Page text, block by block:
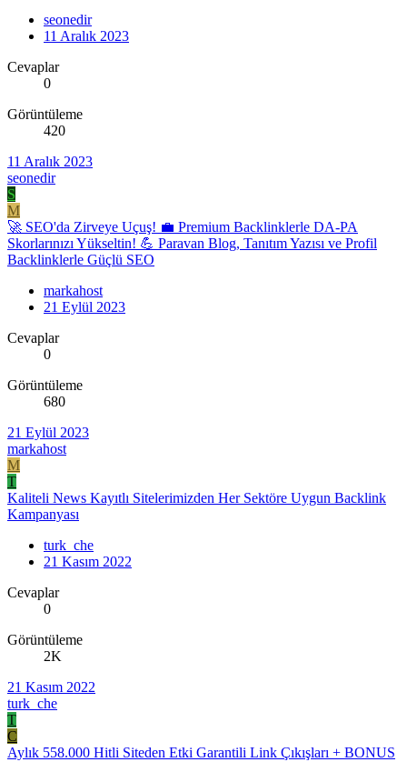
seonedir
11 Aralık 2023
Cevaplar
0
Görüntüleme
420
11 Aralık 2023
seonedir
S
M
🚀 SEO'da Zirveye Uçuş! 💼 Premium Backlinklerle DA-PA
Skorlarınızı Yükseltin! 💪 Paravan Blog, Tanıtım Yazısı ve Profil
Backlinklerle Güçlü SEO
markahost
21 Eylül 2023
Cevaplar
0
Görüntüleme
680
21 Eylül 2023
markahost
M
T
Kaliteli News Kayıtlı Sitelerimizden Her Sektöre Uygun Backlink
Kampanyası
turk_che
21 Kasım 2022
Cevaplar
0
Görüntüleme
2K
21 Kasım 2022
turk_che
T
C
Aylık 558.000 Hitli Siteden Etki Garantili Link Çıkışları + BONUS